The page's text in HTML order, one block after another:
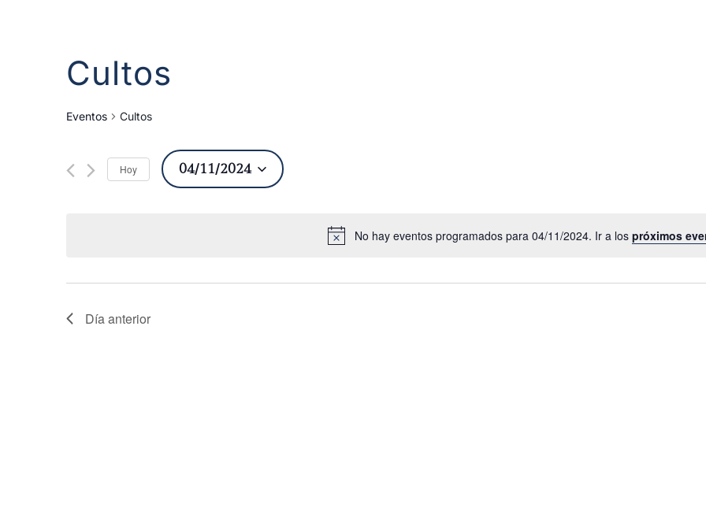
No hay eventos programados para 04/11/2024. Ir a los próximos
Cultos
Eventos Cultos
Hoy 04/11/2024
Día anterior